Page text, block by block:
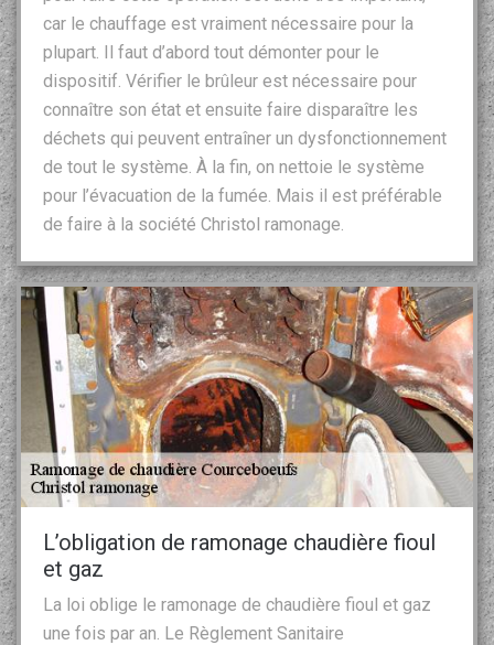
car le chauffage est vraiment nécessaire pour la
plupart. Il faut d’abord tout démonter pour le
dispositif. Vérifier le brûleur est nécessaire pour
connaître son état et ensuite faire disparaître les
déchets qui peuvent entraîner un dysfonctionnement
de tout le système. À la fin, on nettoie le système
pour l’évacuation de la fumée. Mais il est préférable
de faire à la société Christol ramonage.
L’obligation de ramonage chaudière fioul
et gaz
La loi oblige le ramonage de chaudière fioul et gaz
une fois par an. Le Règlement Sanitaire